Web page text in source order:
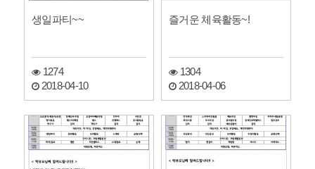
생일파티~~
1274
2018-04-10
즐거운 체육활동~!
1304
2018-04-06